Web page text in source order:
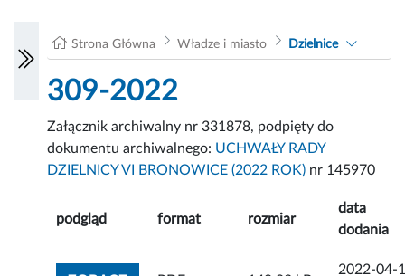
Strona Główna Władze i miasto Dzielnice
309-2022
Załącznik archiwalny nr 331878, podpięty do
dokumentu archiwalnego: UCHWAŁY RADY
DZIELNICY VI BRONOWICE (2022 ROK) nr 145970
podgląd format rozmiar
data
dodania
2022-04-